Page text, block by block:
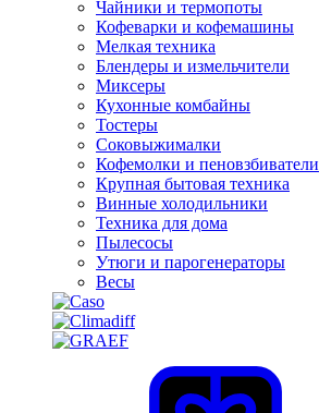
Чайники и термопоты
Кофеварки и кофемашины
Мелкая техника
Блендеры и измельчители
Миксеры
Кухонные комбайны
Тостеры
Соковыжималки
Кофемолки и пеновзбиватели
Крупная бытовая техника
Винные холодильники
Техника для дома
Пылесосы
Утюги и парогенераторы
Весы